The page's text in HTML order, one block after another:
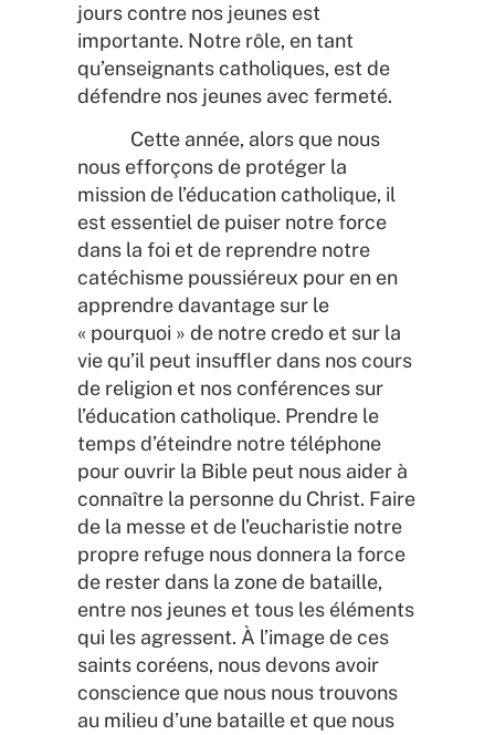
jours contre nos jeunes est
importante. Notre rôle, en tant
qu’enseignants catholiques, est de
défendre nos jeunes avec fermeté.
Cette année, alors que nous
nous efforçons de protéger la
mission de l’éducation catholique, il
est essentiel de puiser notre force
dans la foi et de reprendre notre
catéchisme poussiéreux pour en en
apprendre davantage sur le
« pourquoi » de notre credo et sur la
vie qu’il peut insuffler dans nos cours
de religion et nos conférences sur
l’éducation catholique. Prendre le
temps d’éteindre notre téléphone
pour ouvrir la Bible peut nous aider à
connaître la personne du Christ. Faire
de la messe et de l’eucharistie notre
propre refuge nous donnera la force
de rester dans la zone de bataille,
entre nos jeunes et tous les éléments
qui les agressent. À l’image de ces
saints coréens, nous devons avoir
conscience que nous nous trouvons
au milieu d’une bataille et que nous